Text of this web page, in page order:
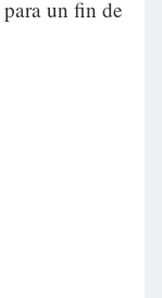
un fin de